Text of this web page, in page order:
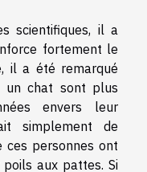
scientifiques, il a
fortement le
il a été remarqué
un chat sont plus
envers leur
simplement de
personnes ont
aux pattes. Si